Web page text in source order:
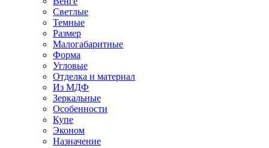
Светлые
Темные
Размер
Малогабаритные
Форма
Угловые
Отделка и материал
Из МДФ
Зеркальные
Особенности
Купе
Эконом
Назначение